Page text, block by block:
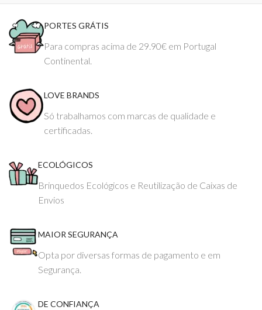
PORTES GRÁTIS
Para compras acima de 29.90€ em Portugal
Continental.
LOVE BRANDS
Só trabalhamos com marcas de qualidade e
certificadas.
ECOLÓGICOS
Brinquedos Ecológicos e Reutilização de Caixas de
Envios
MAIOR SEGURANÇA
Opta por diversas formas de pagamento e em
Segurança.
DE CONFIANÇA